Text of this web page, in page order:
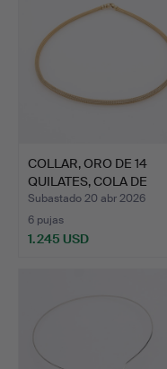
COLLAR, ORO DE 14
QUILATES, COLA DE
ZORRO …
Subastado 20 abr 2026
6 pujas
1.245 USD